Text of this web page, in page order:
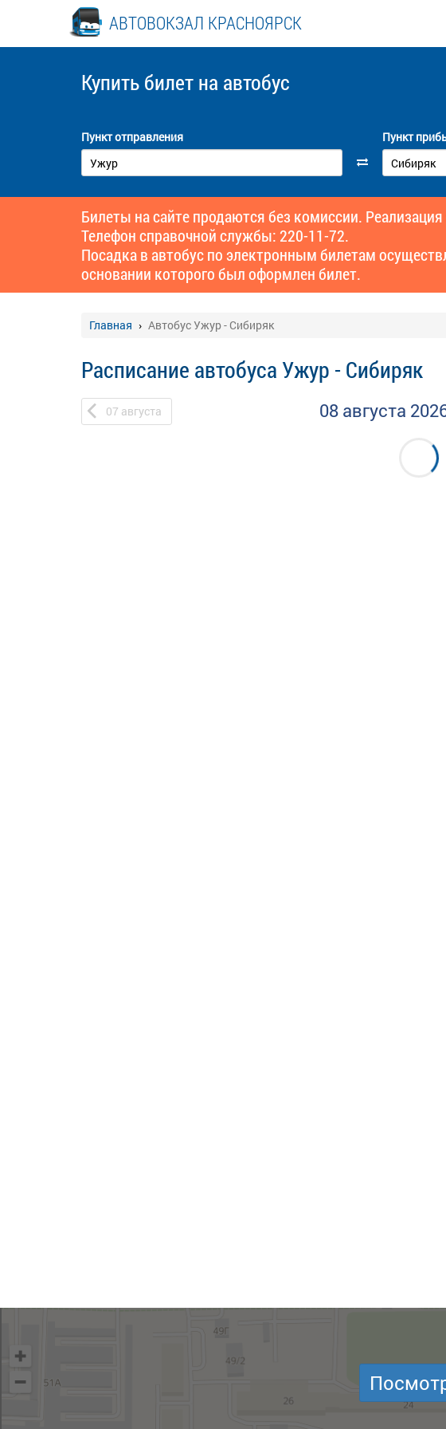
АВТОВОКЗАЛ КРАСНОЯРСК
Купить билет на автобус
Пункт отправления Пункт
Билеты на сайте продаются без комиссии.
Телефон справочной службы: 220-11-72.
Посадка в автобус по электронным билетам
основании которого был оформлен билет.
Главная Автобус Ужур - Сибиряк
Расписание автобуса Ужур - Сибиряк
07 августа 08 августа